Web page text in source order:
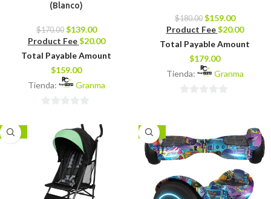
(Blanco)
$170.00 $139.00
Product Fee $20.00
Total Payable Amount
$159.00
Tienda:
Granma
$180.00 $159.00
Product Fee $20.00
Total Payable Amount
$179.00
Tienda:
Granma
-12% -10%